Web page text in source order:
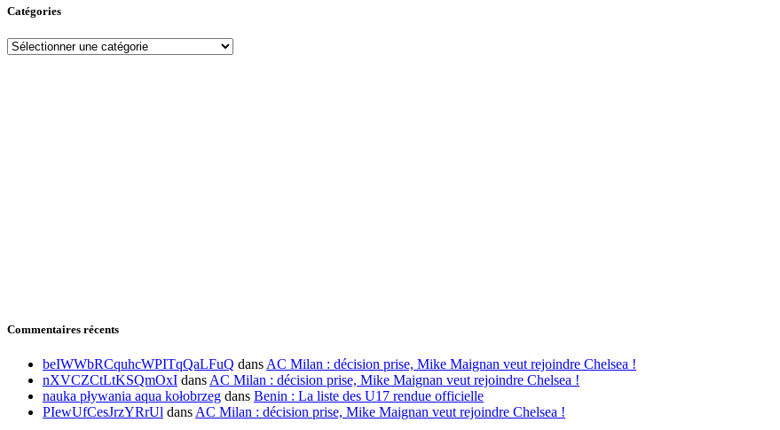
Catégories
Catégories
Commentaires récents
beIWWbRCquhcWPITqQaLFuQ dans AC Milan : décision prise, Mike Maignan veut rejoindre Chelsea !
nXVCZCtLtKSQmOxI dans AC Milan : décision prise, Mike Maignan veut rejoindre Chelsea !
nauka pływania aqua kołobrzeg dans Benin : La liste des U17 rendue officielle
PIewUfCesJrzYRrUl dans AC Milan : décision prise, Mike Maignan veut rejoindre Chelsea !